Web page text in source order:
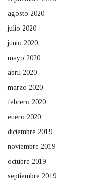
agosto 2020
julio 2020
junio 2020
mayo 2020
abril 2020
marzo 2020
febrero 2020
enero 2020
diciembre 2019
noviembre 2019
octubre 2019
septiembre 2019